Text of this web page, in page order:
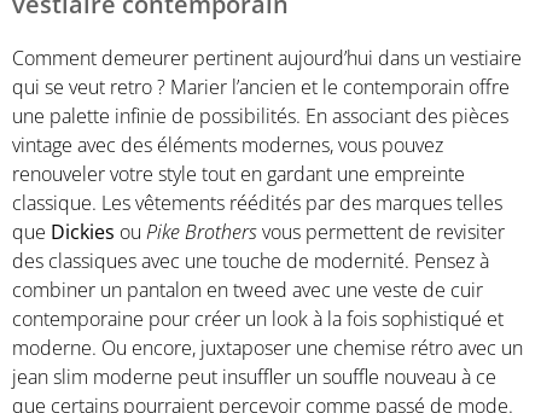
Comment demeurer pertinent aujourd’hui dans un vestiaire
qui se veut retro ? Marier l’ancien et le contemporain offre
une palette infinie de possibilités. En associant des pièces
vintage avec des éléments modernes, vous pouvez
renouveler votre style tout en gardant une empreinte
classique. Les vêtements réédités par des marques telles
que Dickies ou Pike Brothersvous permettent de revisiter
des classiques avec une touche de modernité. Pensez à
combiner un pantalon en tweed avec une veste de cuir
contemporaine pour créer un look à la fois sophistiqué et
moderne. Ou encore, juxtaposer une chemise rétro avec un
jean slim moderne peut insuffler un souffle nouveau à ce
que certains pourraient percevoir comme passé de mode.